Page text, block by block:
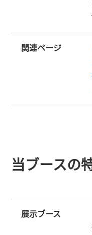
関連ページ
当ブースの
展示ブース